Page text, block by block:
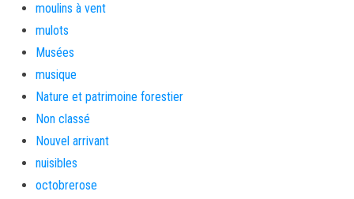
moulins à vent
mulots
Musées
musique
Nature et patrimoine forestier
Non classé
Nouvel arrivant
nuisibles
octobrerose